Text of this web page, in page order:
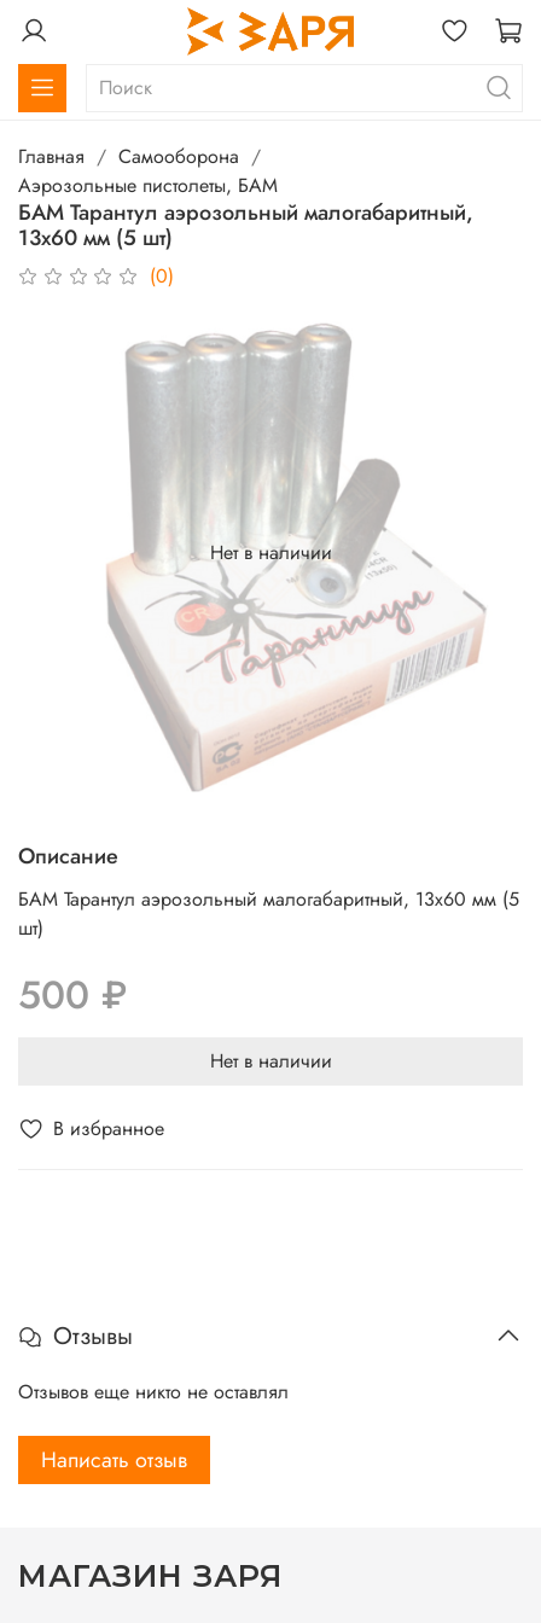
Главная
Самооборона
Аэрозольные пистолеты, БАМ
БАМ Тарантул аэрозольный малогабаритный,
13х60 мм (5 шт)
(0)
В избранное
Нет в наличии
Описание
БАМ Тарантул аэрозольный малогабаритный, 13х60 мм (5
шт)
500 ₽
Нет в наличии
Отзывы
Отзывов еще никто не оставлял
Написать отзыв
МАГАЗИН ЗАРЯ